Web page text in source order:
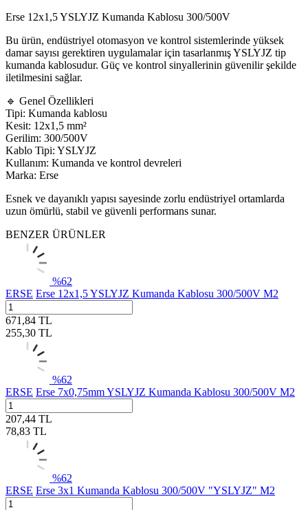
Erse 12x1,5 YSLYJZ Kumanda Kablosu 300/500V
Bu ürün, endüstriyel otomasyon ve kontrol sistemlerinde yüksek
damar sayısı gerektiren uygulamalar için tasarlanmış YSLYJZ tip
kumanda kablosudur. Güç ve kontrol sinyallerinin güvenilir şekilde
iletilmesini sağlar.
🔹 Genel Özellikleri
Tipi: Kumanda kablosu
Kesit: 12x1,5 mm²
Gerilim: 300/500V
Kablo Tipi: YSLYJZ
Kullanım: Kumanda ve kontrol devreleri
Marka: Erse
Esnek ve dayanıklı yapısı sayesinde zorlu endüstriyel ortamlarda
uzun ömürlü, stabil ve güvenli performans sunar.
BENZER ÜRÜNLER
%62
ERSE Erse 12x1,5 YSLYJZ Kumanda Kablosu 300/500V M2
671,84 TL
255,30 TL
%62
ERSE Erse 7x0,75mm YSLYJZ Kumanda Kablosu 300/500V M2
207,44 TL
78,83 TL
%62
ERSE Erse 3x1 Kumanda Kablosu 300/500V "YSLYJZ" M2